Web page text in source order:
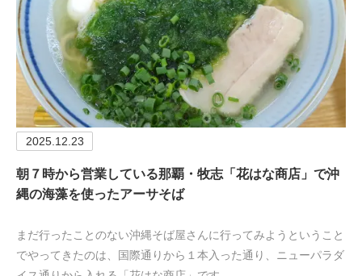
2025.12.23
朝７時から営業している那覇・牧志「花はな商店」で沖
縄の海藻を使ったアーサそば
まだ行ったことのない沖縄そば屋さんに行ってみようということ
でやってきたのは、国際通りから１本入った通り、ニューパラダ